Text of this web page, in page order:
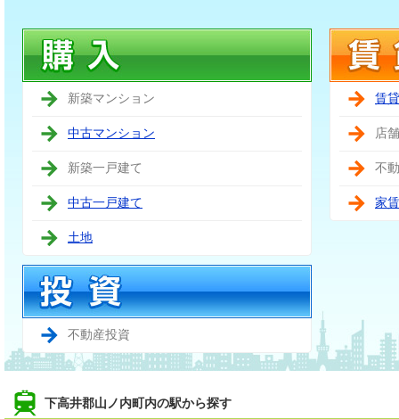
新築マンション
中古マンション
新築一戸建て
中古一戸建て
土地
不動産投資
賃
店
不
家
下高井郡山ノ内町内の駅から探す